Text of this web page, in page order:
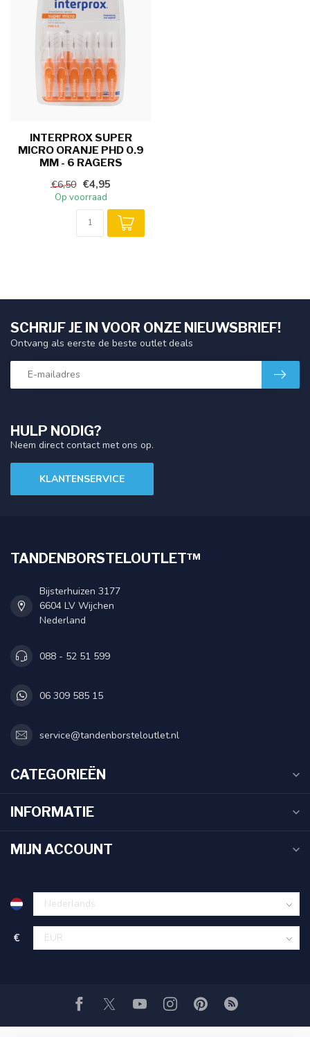
INTERPROX SUPER
MICRO ORANJE PHD 0.9
MM - 6 RAGERS
€6,50 €4,95
Op voorraad
HULP NODIG?
Neem direct contact met ons op.
KLANTENSERVICE
SCHRIJF JE IN VOOR ONZE NIEUWSBRIEF!
Ontvang als eerste de beste outlet deals
TANDENBORSTELOUTLET™
Bijsterhuizen 3177
6604 LV Wijchen
Nederland
088 - 52 51 599
06 309 585 15
service@tandenborsteloutlet.nl
CATEGORIEËN
INFORMATIE
MIJN ACCOUNT
€